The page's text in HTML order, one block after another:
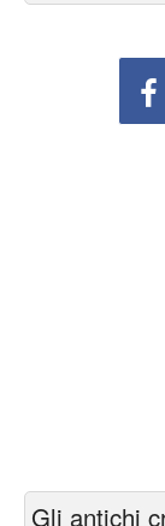
Gli antichi